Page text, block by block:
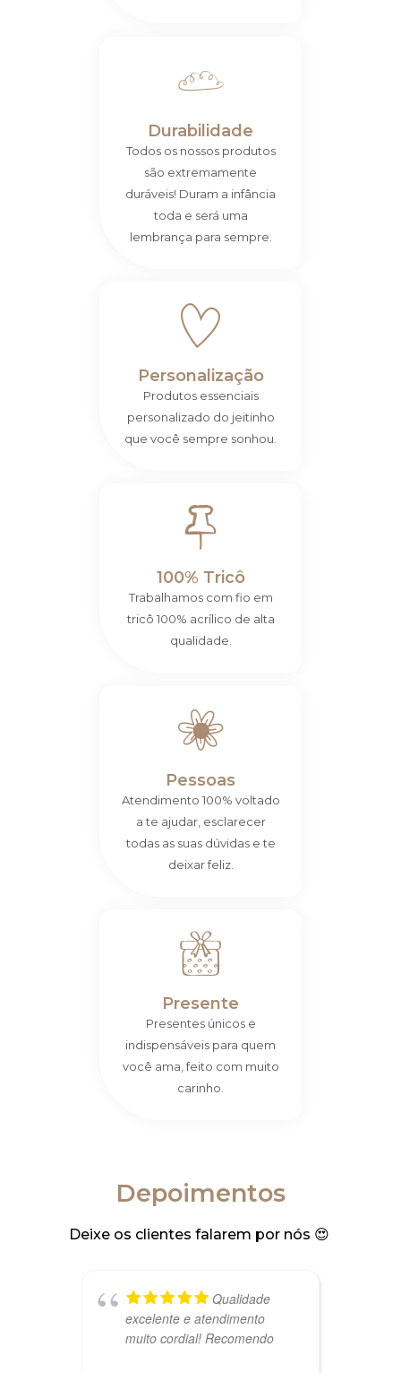
Durabilidade
Todos os nossos produtos
são extremamente
duráveis! Duram a infância
toda e será uma
lembrança para sempre.
Personalização
Produtos essenciais
personalizado do jeitinho
que você sempre sonhou.
100% Tricô
Trabalhamos com fio em
tricô 100% acrílico de alta
qualidade.
Pessoas
Atendimento 100% voltado
a te ajudar, esclarecer
todas as suas dúvidas e te
deixar feliz.
Presente
Presentes únicos e
indispensáveis para quem
você ama, feito com muito
carinho.
Depoimentos
Deixe os clientes falarem por nós 😍 ​
Qualidade
excelente e atendimento
muito cordial! Recomendo